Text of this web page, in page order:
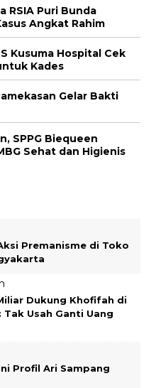
RSIA Puri Bunda
Angkat Rahim
Kusuma Hospital Cek
Kades
Gelar Bakti
SPPG Biequeen
Sehat dan Higienis
Premanisme di Toko
Dukung Khofifah di
Tak Usah Ganti Uang
Profil Ari Sampang